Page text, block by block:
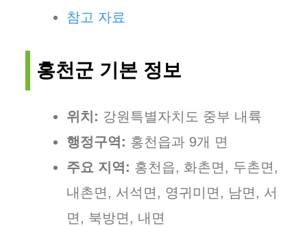
참고 자료
홍천군 기본 정보
위치: 강원특별자치도 중부 내륙
행정구역: 홍천읍과 9개 면
주요 지역: 홍천읍, 화촌면, 두촌면,
내촌면, 서석면, 영귀미면, 남면, 서
면, 북방면, 내면